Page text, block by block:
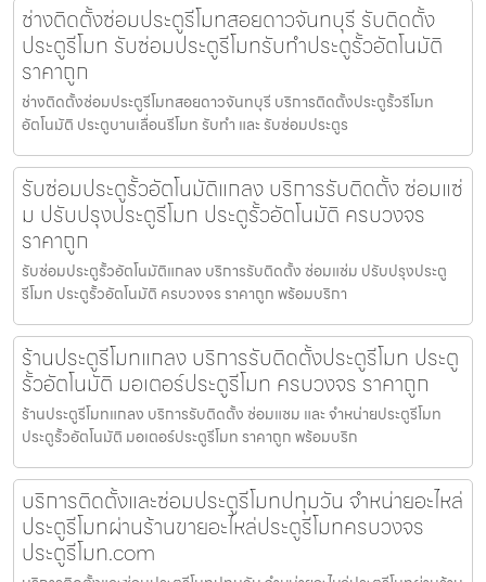
ช่างติดตั้งซ่อมประตูรีโมทสอยดาวจันทบุรี รับติดตั้ง
ประตูรีโมท รับซ่อมประตูรีโมทรับทำประตูรั้วอัตโนมัติ
ราคาถูก
ช่างติดตั้งซ่อมประตูรีโมทสอยดาวจันทบุรี บริการติดตั้งประตูรั้วรีโมท
อัตโนมัติ ประตูบานเลื่อนรีโมท รับทำ และ รับซ่อมประตูร
รับซ่อมประตูรั้วอัตโนมัติแกลง บริการรับติดตั้ง ซ่อมแซ่
ม ปรับปรุงประตูรีโมท ประตูรั้วอัตโนมัติ ครบวงจร
ราคาถูก
รับซ่อมประตูรั้วอัตโนมัติแกลง บริการรับติดตั้ง ซ่อมแซ่ม ปรับปรุงประตู
รีโมท ประตูรั้วอัตโนมัติ ครบวงจร ราคาถูก พร้อมบริกา
ร้านประตูรีโมทแกลง บริการรับติดตั้งประตูรีโมท ประตู
รั้วอัตโนมัติ มอเตอร์ประตูรีโมท ครบวงจร ราคาถูก
ร้านประตูรีโมทแกลง บริการรับติดตั้ง ซ่อมแซม และ จำหน่ายประตูรีโมท
ประตูรั้วอัตโนมัติ มอเตอร์ประตูรีโมท ราคาถูก พร้อมบริก
บริการติดตั้งและซ่อมประตูรีโมทปทุมวัน จำหน่ายอะไหล่
ประตูรีโมทผ่านร้านขายอะไหล่ประตูรีโมทครบวงจร
ประตูรีโมท.com